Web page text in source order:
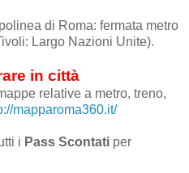
di Roma: fermata metro
Largo Nazioni Unite).
in città
relative a metro, treno,
mapparoma360.it/
i Pass Scontati per